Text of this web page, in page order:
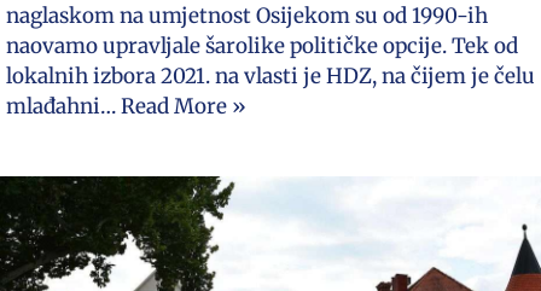
naglaskom na umjetnost Osijekom su od 1990-ih
naovamo upravljale šarolike političke opcije. Tek od
lokalnih izbora 2021. na vlasti je HDZ, na čijem je čelu
mlađahni…Read More »